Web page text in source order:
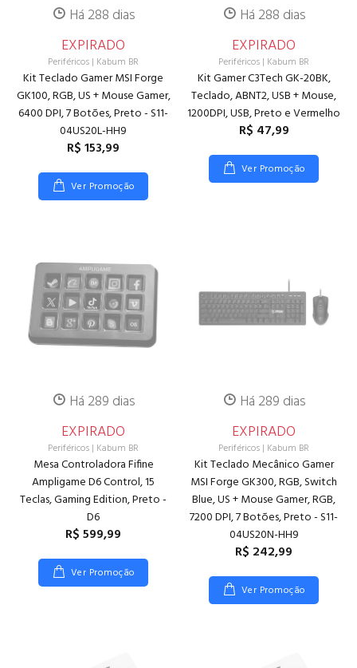
Há 288 dias
EXPIRADO
Periféricos | Kabum BR
Kit Teclado Gamer MSI Forge
GK100, RGB, US + Mouse Gamer,
6400 DPI, 7 Botões, Preto - S11-
04US20L-HH9
R$ 153,99
Ver Promoção
Há 288 dias
EXPIRADO
Periféricos | Kabum BR
Kit Gamer C3Tech GK-20BK,
Teclado, ABNT2, USB + Mouse,
1200DPI, USB, Preto e Vermelho
R$ 47,99
Ver Promoção
Há 289 dias
EXPIRADO
Periféricos | Kabum BR
Mesa Controladora Fifine
Ampligame D6 Control, 15
Teclas, Gaming Edition, Preto -
D6
R$ 599,99
Ver Promoção
Há 289 dias
EXPIRADO
Periféricos | Kabum BR
Kit Teclado Mecânico Gamer
MSI Forge GK300, RGB, Switch
Blue, US + Mouse Gamer, RGB,
7200 DPI, 7 Botões, Preto - S11-
04US20N-HH9
R$ 242,99
Ver Promoção